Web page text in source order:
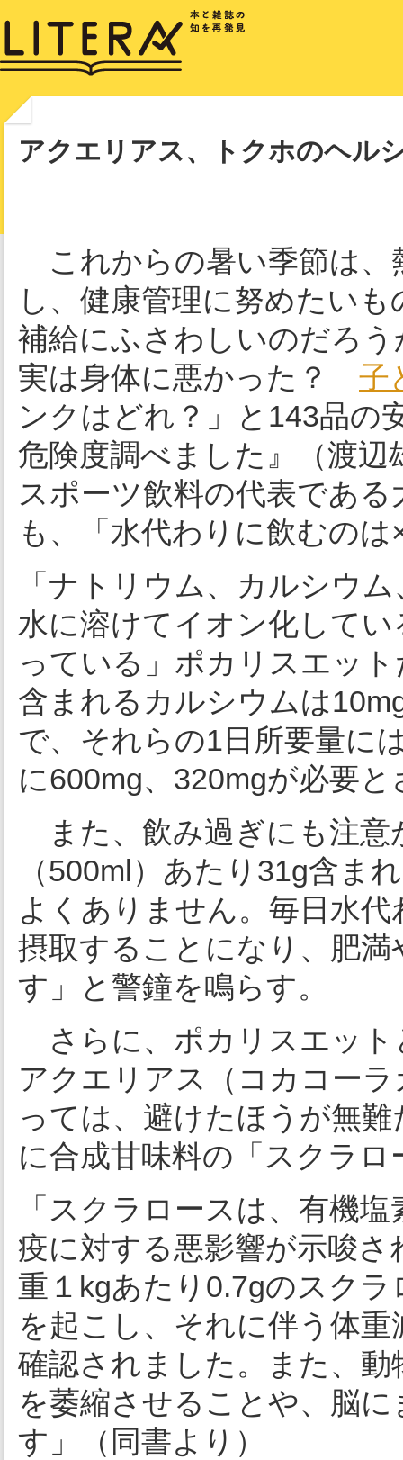
アクエリアス、トクホのヘ
これからの暑い季節は、
し、健康管理に努めたい
補給にふさわしいのだろ
実は身体に悪かった？ 子
ンクはどれ？」と143品の
危険度調べました』（渡
スポーツ飲料の代表であ
も、「水代わりに飲むの
「ナトリウム、カルシウ
水に溶けてイオン化して
っている」ポカリスエッ
含まれるカルシウムは
で、それらの1日所要量に
に600mg、320mgが必要
また、飲み過ぎにも注意
（500ml）あたり31g含ま
よくありません。毎日水
摂取することになり、肥
す」と警鐘を鳴らす。
さらに、ポカリスエット
アクエリアス（コカコー
っては、避けたほうが無
に合成甘味料の「スクラ
「スクラロースは、有機
疫に対する悪影響が示唆さ
重１kgあたり0.7gのスク
を起こし、それに伴う体
確認されました。また、
を萎縮させることや、脳
す」（同書より）